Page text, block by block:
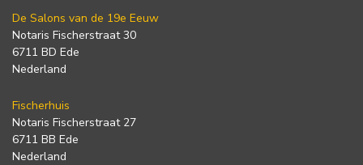
De Salons van de 19e Eeuw
Notaris Fischerstraat 30
6711 BD Ede
Nederland
Fischerhuis
Notaris Fischerstraat 27
6711 BB Ede
Nederland